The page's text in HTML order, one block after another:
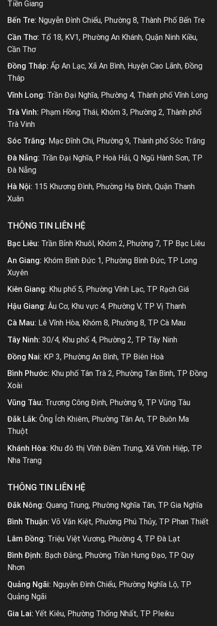
Tiền Giang
Bến Tre: Nguyễn Đình Chiểu, Phường 8, Thành Phố Bến Tre
Cần Thơ: Tổ 18, KV1, Phường An Khánh, Quận Ninh Kiều,
Cần Thơ
Đồng Tháp: Ấp An Lạc, Xã An Bình, Huyện Cao Lãnh, Đồng
Tháp
Vĩnh Long: Trần Đại Nghĩa, Phường 4, Thành phố Vĩnh Long
Trà Vinh: Phạm Hồng Thái, Khóm 3, Phường 2, Thành phố
Trà Vinh
Sóc Trăng: Mạc Đĩnh Chi, Phường 9, Thành phố Sóc Trăng
Đà Nẵng: Trần Đại Nghĩa, P Hoà Hải, Q Ngũ Hành Sơn, TP
Đà Nẵng
Hà Nội: 115 Khương Đình, Phường Hạ Đình, Quận Thanh
Xuân
THÔNG TIN LIÊN HỆ
Bạc Liêu: Trần Bỉnh Khuôl, Khóm 2, Phường 7, TP Bạc Liêu
An Giang: Khóm Bình Đức 1, Phường Bình Đức, TP Long
Xuyên
Kiên Giang: Khu phố 5, Phường Vĩnh Lạc, TP Rạch Giá
Hậu Giang: Âu Cơ, Khu vực 4, Phường V, TP Vị Thanh
Cà Mau: Lê Vĩnh Hòa, Khóm 8, Phường 8, TP Cà Mau
Tây Ninh: 30/4, Khu phố 4, Phường 2, TP Tây Ninh
Đồng Nai: KP 3, Phường An Bình, TP Biên Hoà
Bình Phước: Khu phố Tân Trà 2, Phường Tân Bình, TP Đồng
Xoài
Vũng Tàu: Trương Công Định, Phường 9, TP Vũng Tàu
Đắk Lắk: Ông Ích Khiêm, Phường Tân An, TP Buôn Ma
Thuột
Khánh Hòa: Khu đô thị Vĩnh Điềm Trung, Xã Vĩnh Hiệp, TP
Nha Trang
THÔNG TIN LIÊN HỆ
Đắk Nông: Quang Trung, Phường Nghĩa Tân, TP Gia Nghĩa
Bình Thuận: Võ Văn Kiệt, Phường Phú Thủy, TP Phan Thiết
Lâm Đồng: Triệu Việt Vương, Phường 4, TP Đà Lạt
Bình Định: Bạch Đằng, Phường Trần Hưng Đạo, TP Quy
Nhơn
Quảng Ngãi: Nguyễn Đình Chiểu, Phường Nghĩa Lộ, TP
Quảng Ngãi
Gia Lai: Yết Kiêu, Phường Thống Nhất, TP Pleiku